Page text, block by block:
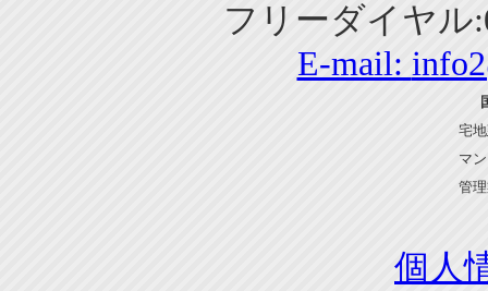
フリーダイヤル
E-mail:
宅
マ
管
個人